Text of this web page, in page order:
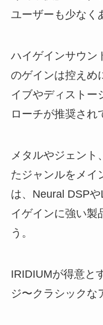
ユーザーも少なく
ハイゲインサウン
のゲインは控えめ
イブやディストー
ローチが推奨され
メタルやジェント
たジャンルをメイ
は、Neural DSP
イゲインに強い製
う。
IRIDIUMが得意と
ジ〜クラシックな